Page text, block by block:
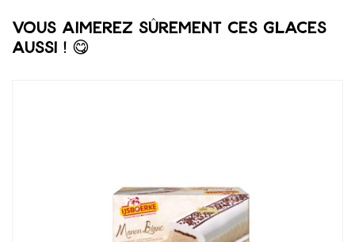
Vous aimerez sûrement ces glaces
aussi ! 😋